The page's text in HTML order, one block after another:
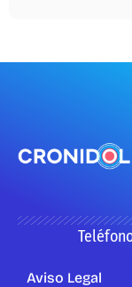
Aviso Legal